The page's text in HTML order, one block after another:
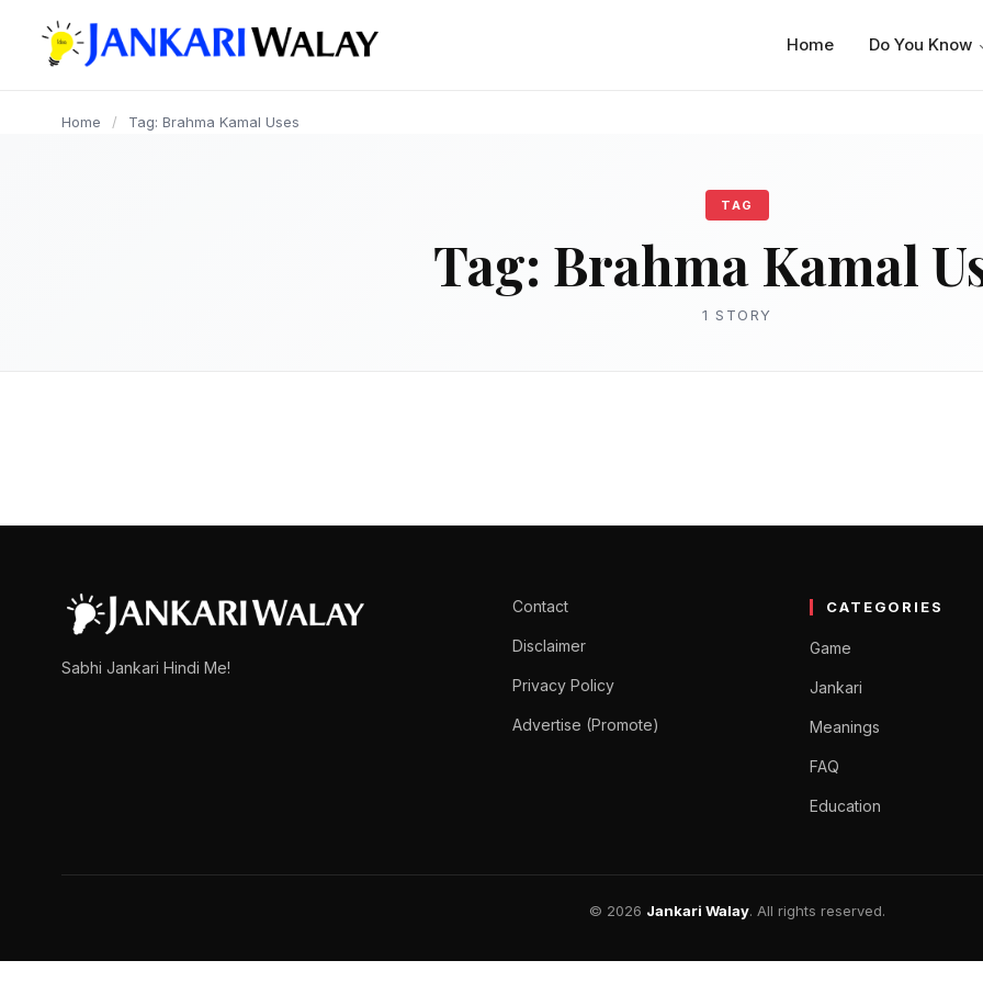
content
Home Do You Know
Home / Tag: Brahma Kamal Uses
TAG
Tag: Brahma Kamal
1 STORY
Sabhi Jankari Hindi Me!
Contact
Disclaimer
Privacy Policy
Advertise (Promote)
CATEGORIES
Game
Jankari
Meanings
FAQ
Education
© 2026 Jankari Walay. All rights reserved.